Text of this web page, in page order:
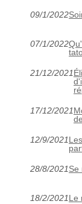
09/1/2022
07/1/2022
21/12/2021
17/12/2021
12/9/2021
28/8/2021Se
18/2/2021Le